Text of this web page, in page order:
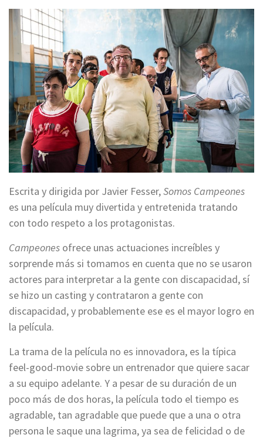
Escrita y dirigida por Javier Fesser,Somos Campeones
es una película muy divertida y entretenida tratando
con todo respeto a los protagonistas.
Campeones ofrece unas actuaciones increíbles y
sorprende más si tomamos en cuenta que no se usaron
actores para interpretar a la gente con discapacidad, sí
se hizo un casting y contrataron a gente con
discapacidad, y probablemente ese es el mayor logro en
la película.
La trama de la película no es innovadora, es la típica
feel-good-movie sobre un entrenador que quiere sacar
a su equipo adelante. Y a pesar de su duración de un
poco más de dos horas, la película todo el tiempo es
agradable, tan agradable que puede que a una o otra
persona le saque una lagrima, ya sea de felicidad o de